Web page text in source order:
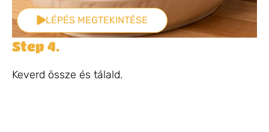
LÉPÉS MEGTEKINTÉSE
Step 4.
Keverd össze és tálald.